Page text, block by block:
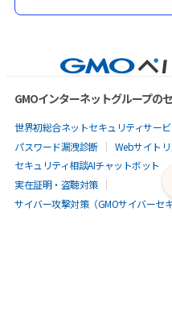
GMOインターネットグループの
世界初総合ネットセキュリティサービ
パスワード漏洩診断
Webサイト
セキュリティ相談AIチャットボット
実在証明・盗聴対策
サイバー攻撃対策（GMOサイバーセ